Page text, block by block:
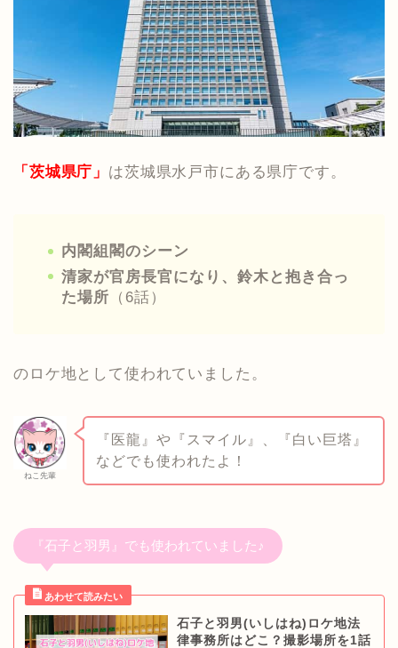
「茨城県庁」 は茨城県水戸市にある県庁です。
内閣組閣のシーン
清家が官房長官になり、鈴木と抱き合っ
た場所 （6話）
のロケ地として使われていました。
ねこ先輩
『医龍』や『スマイル』、『白い巨塔』
などでも使われたよ！
『石子と羽男』でも使われていました♪
石子と羽男(いしはね)ロケ地法
律事務所はどこ？撮影場所を1話